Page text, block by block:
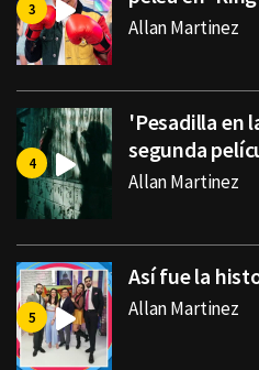
Allan Martinez
'Pesadilla en
segunda
Allan Martinez
Así fue la
Allan Martinez